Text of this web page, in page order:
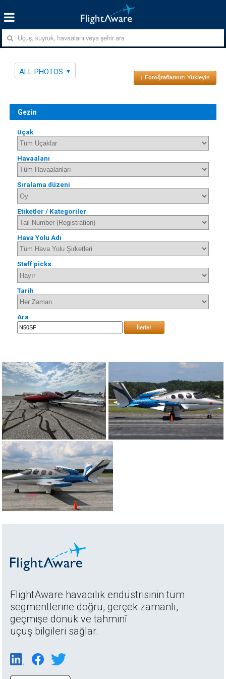
ALL PHOTOS
↑ Fotoğraflarınızı Yükleyin
Gezin
Uçak
Havaalanı
Sıralama düzeni
Etiketler / Kategoriler
Hava Yolu Adı
Staff picks
Tarih
Ara
İlerle!
FlightAware havacılık endüstrisinin tüm
segmentlerine doğru, gerçek zamanlı,
geçmişe dönük ve tahminî
uçuş bilgileri sağlar.